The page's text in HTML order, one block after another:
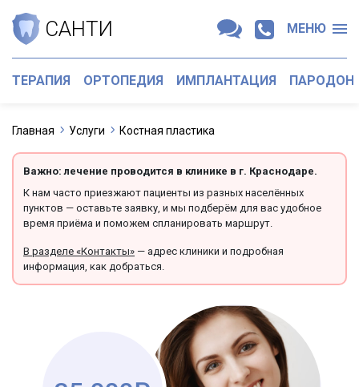
САНТИ МЕНЮ
ТЕРАПИЯ ОРТОПЕДИЯ ИМПЛАНТАЦИЯ
Главная Услуги Костная пластика
Важно: лечение проводится в клинике в г. Краснодаре.
К нам часто приезжают пациенты из разных населённых
пунктов — оставьте заявку, и мы подберём для вас удобное
время приёма и поможем спланировать маршрут.
В разделе «Контакты» — адрес клиники и подробная
информация, как добраться.